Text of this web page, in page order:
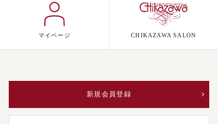
マイページ CHIKAZAWA SALON
新規会員登録